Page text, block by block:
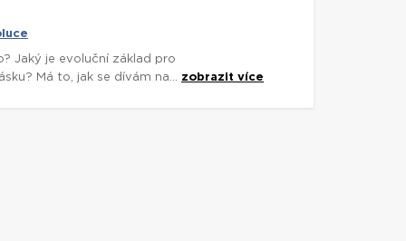
Jaký je evoluční základ pro
Má to, jak se dívám na... zobrazit více